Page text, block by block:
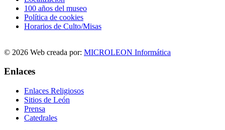
100 años del museo
Política de cookies
Horarios de Culto/Misas
© 2026 Web creada por: MICROLEON Informática
Enlaces
Enlaces Religiosos
Sitios de León
Prensa
Catedrales